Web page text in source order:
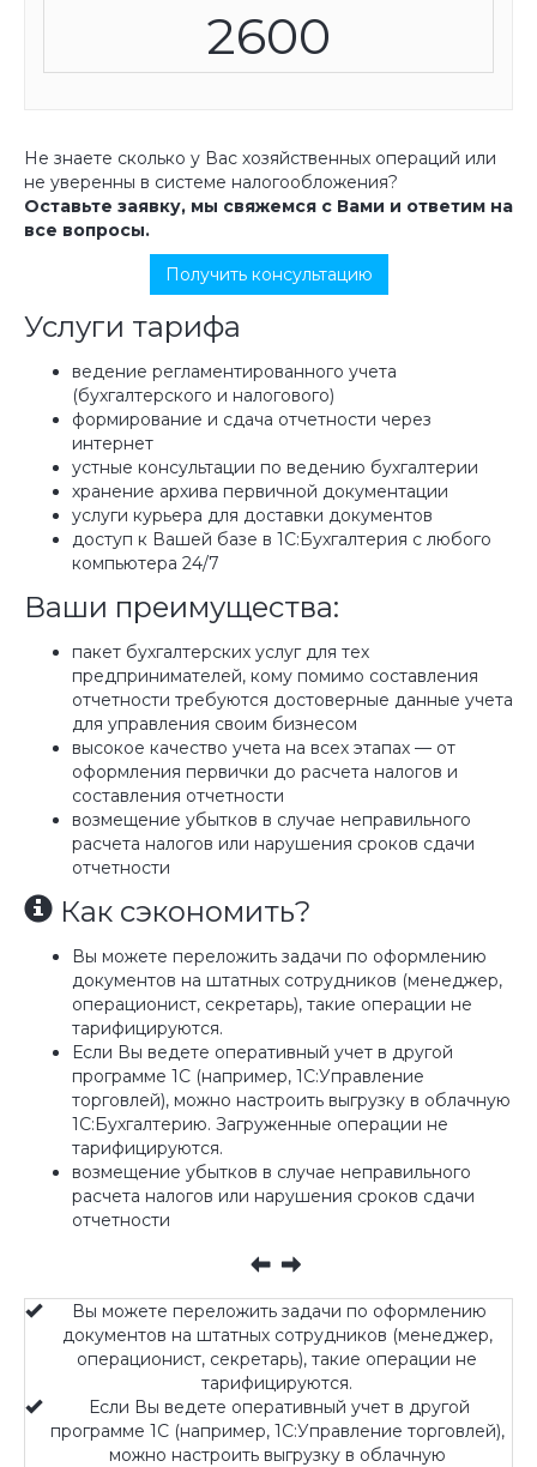
2600
Не знаете сколько у Вас хозяйственных операций или
не уверенны в системе налогообложения?
Оставьте заявку, мы свяжемся с Вами и ответим на
все вопросы.
Получить консультацию
Услуги тарифа
ведение регламентированного учета
(бухгалтерского и налогового)
формирование и сдача отчетности через
интернет
устные консультации по ведению бухгалтерии
хранение архива первичной документации
услуги курьера для доставки документов
доступ к Вашей базе в 1С:Бухгалтерия с любого
компьютера 24/7
Ваши преимущества:
пакет бухгалтерских услуг для тех
предпринимателей, кому помимо составления
отчетности требуются достоверные данные учета
для управления своим бизнесом
высокое качество учета на всех этапах — от
оформления первички до расчета налогов и
составления отчетности
возмещение убытков в случае неправильного
расчета налогов или нарушения сроков сдачи
отчетности
Как сэкономить?
Вы можете переложить задачи по оформлению
документов на штатных сотрудников (менеджер,
операционист, секретарь), такие операции не
тарифицируются.
Если Вы ведете оперативный учет в другой
программе 1С (например, 1С:Управление
торговлей), можно настроить выгрузку в облачную
1С:Бухгалтерию. Загруженные операции не
тарифицируются.
возмещение убытков в случае неправильного
расчета налогов или нарушения сроков сдачи
отчетности
Вы можете переложить задачи по оформлению
документов на штатных сотрудников (менеджер,
операционист, секретарь), такие операции не
тарифицируются.
Если Вы ведете оперативный учет в другой
программе 1С (например, 1С:Управление торговлей),
можно настроить выгрузку в облачную